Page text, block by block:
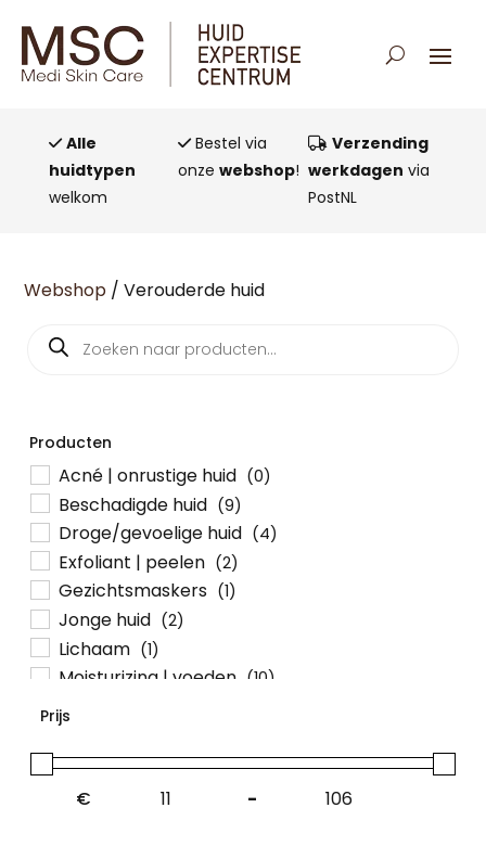
Alle
huidtypen
welkom
Bestel via
onzewebshop!
Verzending
werkdagen via
PostNL
Webshop / Verouderde huid
Producten
zoeken
Producten
Acné | onrustige huid (0)
Beschadigde huid (9)
Droge/gevoelige huid (4)
Exfoliant | peelen (2)
Gezichtsmaskers (1)
Jonge huid (2)
Lichaam (1)
Moisturizing | voeden (10)
Nieuw
Pigmentvlekken (4)
Reiniging (0)
Prijs
€ -